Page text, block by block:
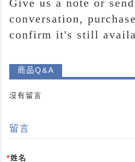
Give us a note or
conversation,
confirm it's still
商品Q&A
沒有留言
留言
*姓名